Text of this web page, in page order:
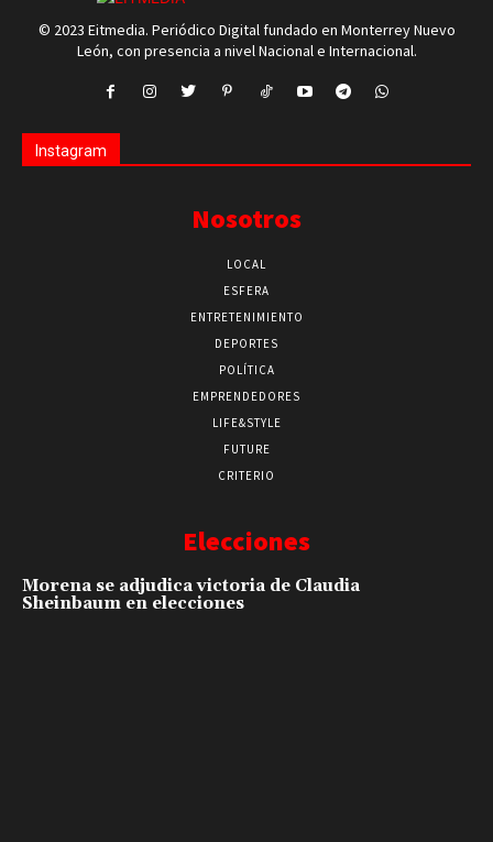
© 2023 Eitmedia. Periódico Digital fundado en Monterrey Nuevo
León, con presencia a nivel Nacional e Internacional.
Instagram
Nosotros
LOCAL
ESFERA
ENTRETENIMIENTO
DEPORTES
POLÍTICA
EMPRENDEDORES
LIFE&STYLE
FUTURE
CRITERIO
Elecciones
Morena se adjudica victoria de Claudia
Sheinbaum en elecciones